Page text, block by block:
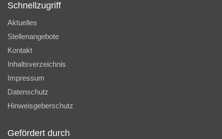
Schnellzugriff
Aktuelles
Stellenangebote
Kontakt
Inhaltsverzeichnis
Impressum
Datenschutz
Hinweisgeberschutz
Gefördert durch